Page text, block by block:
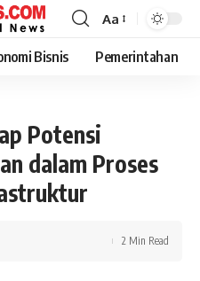
Aa
Bisnis Pemerintahan
Potensi
dalam Proses
2 Min Read